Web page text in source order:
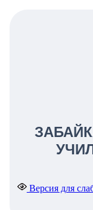
Версия для